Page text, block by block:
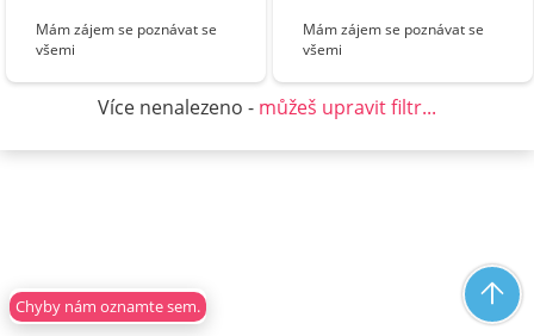
Chyby nám oznamte sem.
Mám zájem se poznávat se
všemi
Mám zájem se poznávat se
všemi
Více nenalezeno - můžeš upravit filtr...